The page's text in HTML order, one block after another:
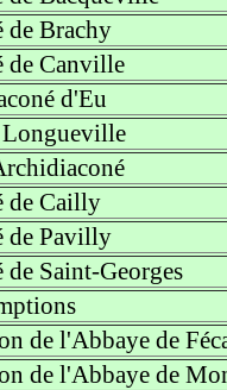
de Brachy
de Canville
d'Eu
Longueville
de Cailly
de Pavilly
Saint-Georges
de l'Abbaye de
de l'Abbaye de